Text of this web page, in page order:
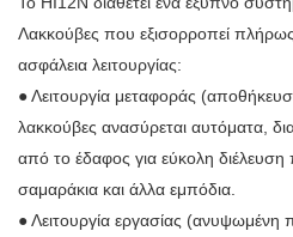
Λακκούβες που εξισορροπεί πλήρως
ασφάλεια λειτουργίας:
● Λειτουργία μεταφοράς
λακκούβες ανασύρεται αυτόματα,
από το έδαφος για εύκολη
σαμαράκια και άλλα εμπόδια.
● Λειτουργία εργασίας